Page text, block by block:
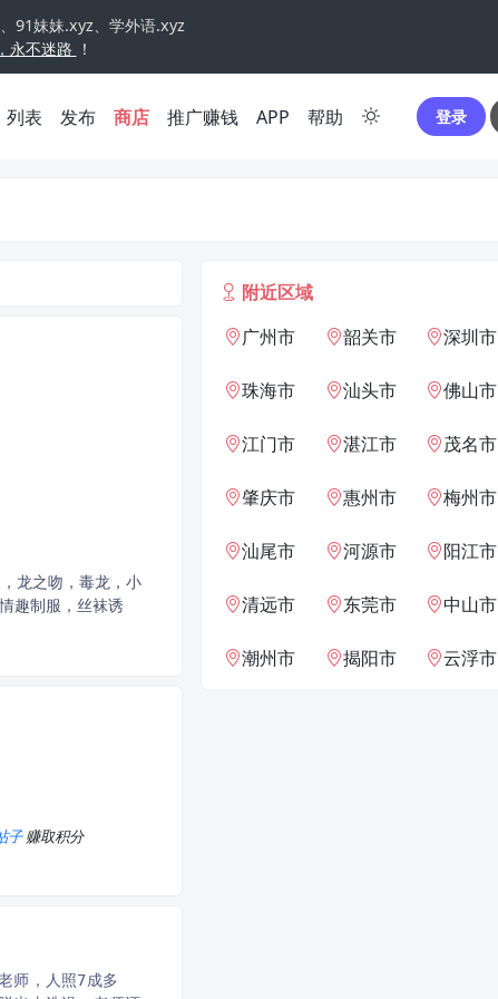
91妹妹.xyz、学外语.xyz
永不迷路 ！
列表 发布 商店 推广赚钱 APP 帮助 登录
龙之吻，毒龙，小
趣制服，丝袜诱
子赚取积分
师，人照7成多
附近区域
广州市
韶关市 深圳市
珠海市 汕头市 佛山市
江门市 湛江市 茂名市
肇庆市 惠州市 梅州市
汕尾市 河源市 阳江市
清远市 东莞市 中山市
潮州市 揭阳市 云浮市